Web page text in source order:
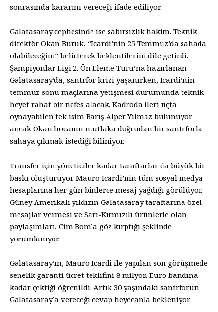
sonrasında kararını vereceği ifade ediliyor.
Galatasaray cephesinde ise sabırsızlık hakim. Teknik
direktör Okan Buruk, “Icardi’nin 25 Temmuz’da sahada
olabileceğini” belirterek beklentilerini dile getirdi.
Şampiyonlar Ligi 2. Ön Eleme Turu’na hazırlanan
Galatasaray’da, santrfor krizi yaşanırken, Icardi’nin
temmuz sonu maçlarına yetişmesi durumunda teknik
heyet rahat bir nefes alacak. Kadroda ileri uçta
oynayabilen tek isim Barış Alper Yılmaz bulunuyor
ancak Okan hocanın mutlaka doğrudan bir santrforla
sahaya çıkmak istediği biliniyor.
Transfer için yöneticiler kadar taraftarlar da büyük bir
baskı oluşturuyor. Mauro Icardi’nin tüm sosyal medya
hesaplarına her gün binlerce mesaj yağdığı görülüyor.
Güney Amerikalı yıldızın Galatasaray taraftarına özel
mesajlar vermesi ve Sarı-Kırmızılı ürünlerle olan
paylaşımları, Cim Bom’a göz kırptığı şeklinde
yorumlanıyor.
Galatasaray’ın, Mauro Icardi ile yapılan son görüşmede
senelik garanti ücret teklifini 8 milyon Euro bandına
kadar çektiği öğrenildi. Artık 30 yaşındaki santrforun
Galatasaray’a vereceği cevap heyecanla bekleniyor.